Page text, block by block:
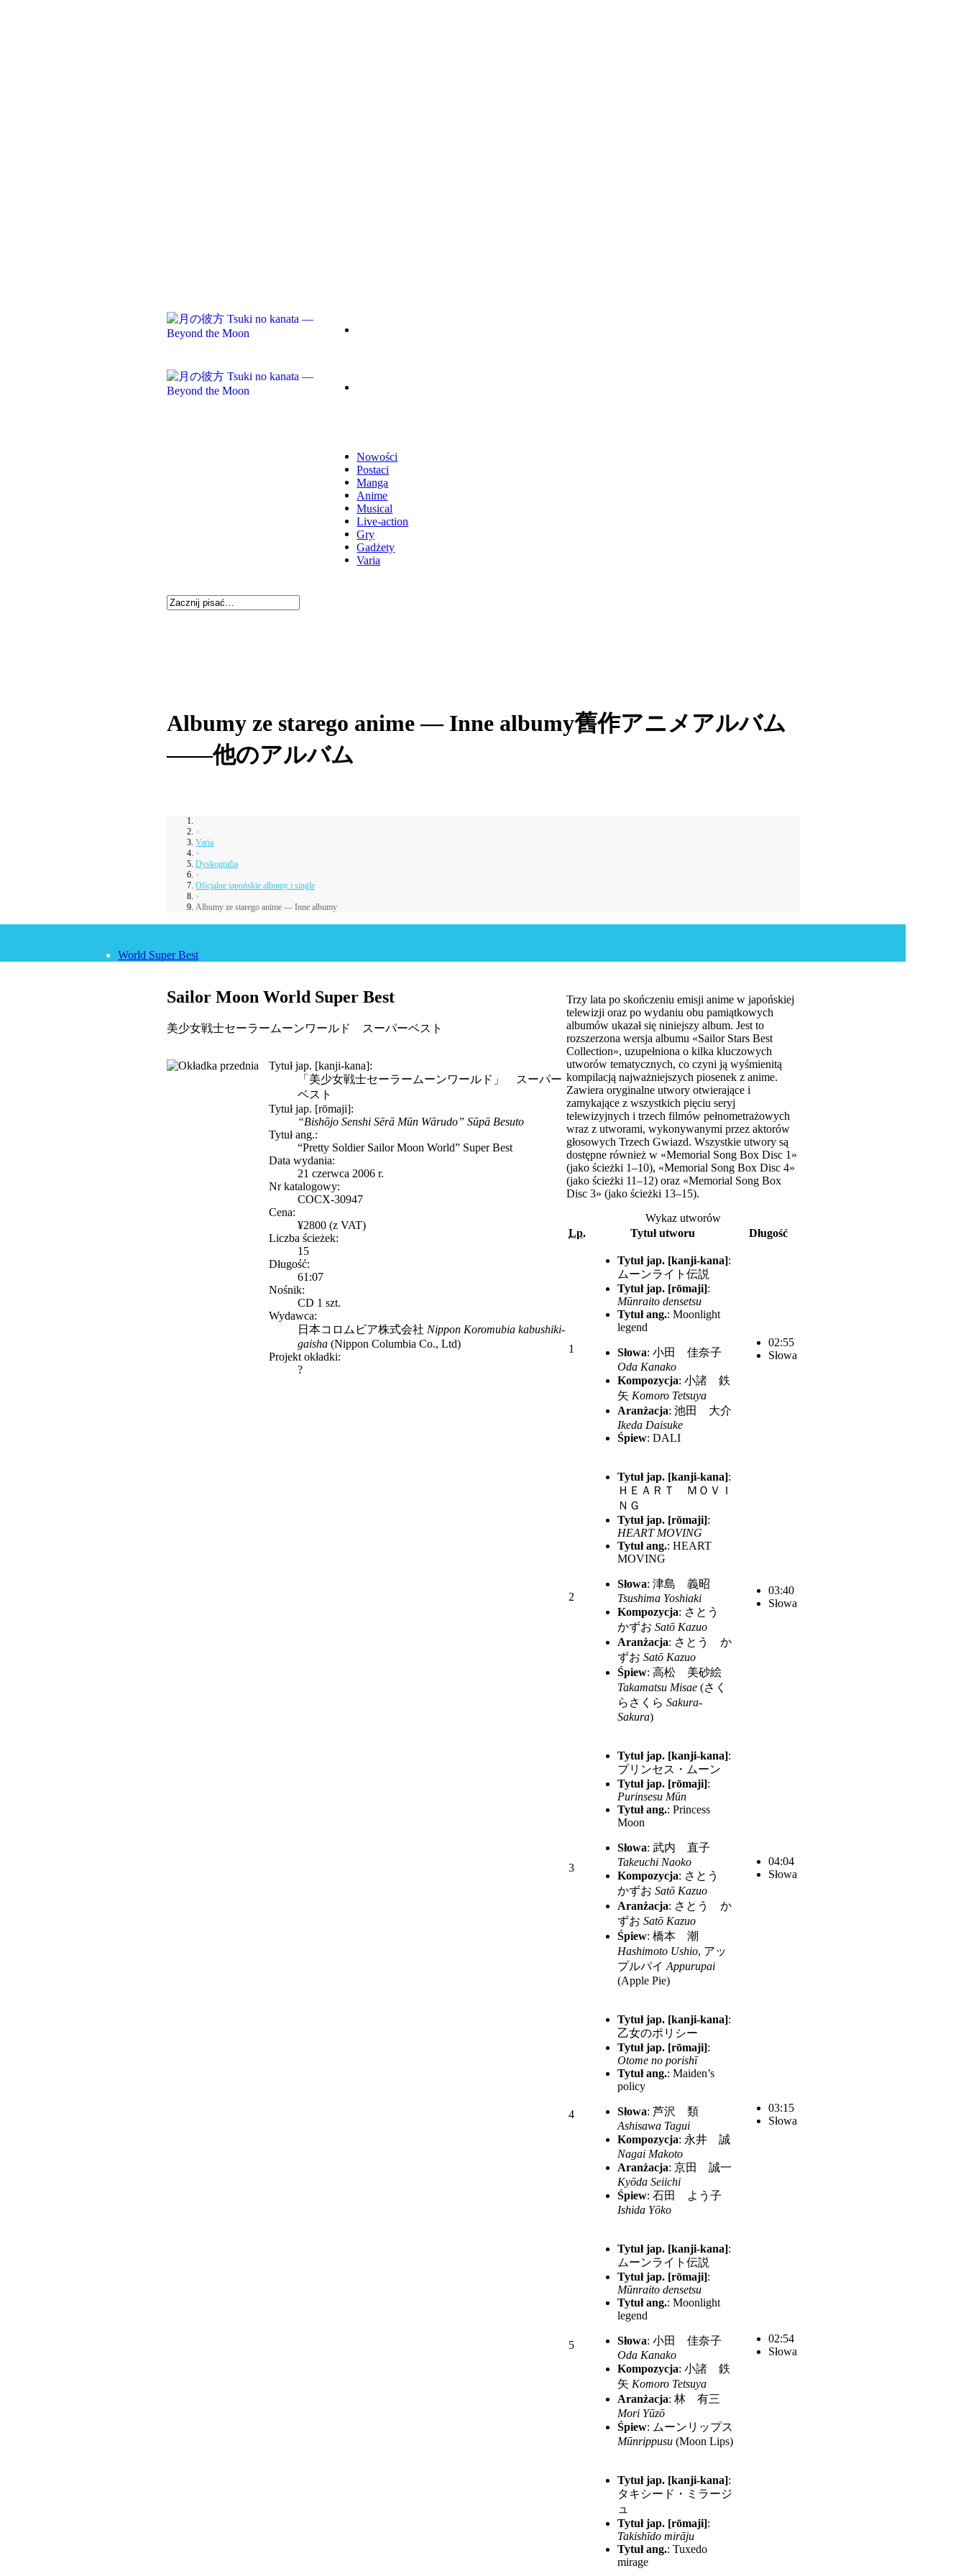
Nowości
Postaci
Manga
Anime
Musical
Live-action
Gry
Gadżety
Varia
Albumy ze starego anime — Inne albumy舊作アニメアルバム
――他のアルバム
»
Varia
»
Dyskografia
»
Oficjalne japońskie albumy i single
»
Albumy ze starego anime — Inne albumy
World Super Best
Sailor Moon World Super Best
美少女戦士セーラームーンワールド スーパーベスト
Tytuł jap. [kanji-kana]:
「美少女戦士セーラームーンワールド」 スーパー
ベスト
Tytuł jap. [rōmaji]:
“Bishōjo Senshi Sērā Mūn Wārudo” Sūpā Besuto
Tytuł ang.:
“Pretty Soldier Sailor Moon World” Super Best
Data wydania:
21 czerwca 2006 r.
Nr katalogowy:
COCX-30947
Cena:
¥2800 (z VAT)
Liczba ścieżek:
15
Długość:
61:07
Nośnik:
CD 1 szt.
Wydawca:
日本コロムビア株式会社 Nippon Koromubia kabushiki-
gaisha(Nippon Columbia Co., Ltd)
Projekt okładki:
?
Trzy lata po skończeniu emisji anime w japońskiej
telewizji oraz po wydaniu obu pamiątkowych
albumów ukazał się niniejszy album. Jest to
rozszerzona wersja albumu «Sailor Stars Best
Collection», uzupełniona o kilka kluczowych
utworów tematycznych, co czyni ją wyśmienitą
kompilacją najważniejszych piosenek z anime.
Zawiera oryginalne utwory otwierające i
zamykające z wszystkich pięciu seryj
telewizyjnych i trzech filmów pełnometrażowych
wraz z utworami, wykonywanymi przez aktorów
głosowych Trzech Gwiazd. Wszystkie utwory są
dostępne również w «Memorial Song Box Disc 1»
(jako ścieżki 1–10), «Memorial Song Box Disc 4»
(jako ścieżki 11–12) oraz «Memorial Song Box
Disc 3» (jako ścieżki 13–15).
Wykaz utworów
Lp.
Tytuł utworu Długość
1
Tytuł jap. [kanji-kana]:
ムーンライト伝説
Tytuł jap. [rōmaji]:
Mūnraito densetsu
Tytuł ang.: Moonlight
legend
Słowa: 小田 佳奈子
Oda Kanako
Kompozycja: 小諸 鉄
矢 Komoro Tetsuya
Aranżacja: 池田 大介
Ikeda Daisuke
Śpiew: DALI
02:55
Słowa
2
Tytuł jap. [kanji-kana]:
ＨＥＡＲＴ ＭＯＶＩ
ＮＧ
Tytuł jap. [rōmaji]:
HEART MOVING
Tytuł ang.: HEART
MOVING
Słowa: 津島 義昭
Tsushima Yoshiaki
Kompozycja: さとう
かずお Satō Kazuo
Aranżacja: さとう か
ずお Satō Kazuo
Śpiew: 高松 美砂絵
Takamatsu Misae (さく
らさくら Sakura-
Sakura)
03:40
Słowa
3
Tytuł jap. [kanji-kana]:
プリンセス・ムーン
Tytuł jap. [rōmaji]:
Purinsesu Mūn
Tytuł ang.: Princess
Moon
Słowa: 武内 直子
Takeuchi Naoko
Kompozycja: さとう
かずお Satō Kazuo
Aranżacja: さとう か
ずお Satō Kazuo
Śpiew: 橋本 潮
Hashimoto Ushio, アッ
プルパイ Appurupai
(Apple Pie)
04:04
Słowa
4
Tytuł jap. [kanji-kana]:
乙女のポリシー
Tytuł jap. [rōmaji]:
Otome no porishī
Tytuł ang.: Maiden’s
policy
Słowa: 芦沢 類
Ashisawa Tagui
Kompozycja: 永井 誠
Nagai Makoto
Aranżacja: 京田 誠一
Kyōda Seiichi
Śpiew: 石田 よう子
Ishida Yōko
03:15
Słowa
5
Tytuł jap. [kanji-kana]:
ムーンライト伝説
Tytuł jap. [rōmaji]:
Mūnraito densetsu
Tytuł ang.: Moonlight
legend
Słowa: 小田 佳奈子
Oda Kanako
Kompozycja: 小諸 鉄
矢 Komoro Tetsuya
Aranżacja: 林 有三
Mori Yūzō
Śpiew: ムーンリップス
Mūnrippusu (Moon Lips)
02:54
Słowa
Tytuł jap. [kanji-kana]:
タキシード・ミラージ
ュ
Tytuł jap. [rōmaji]:
Takishīdo mirāju
Tytuł ang.: Tuxedo
mirage